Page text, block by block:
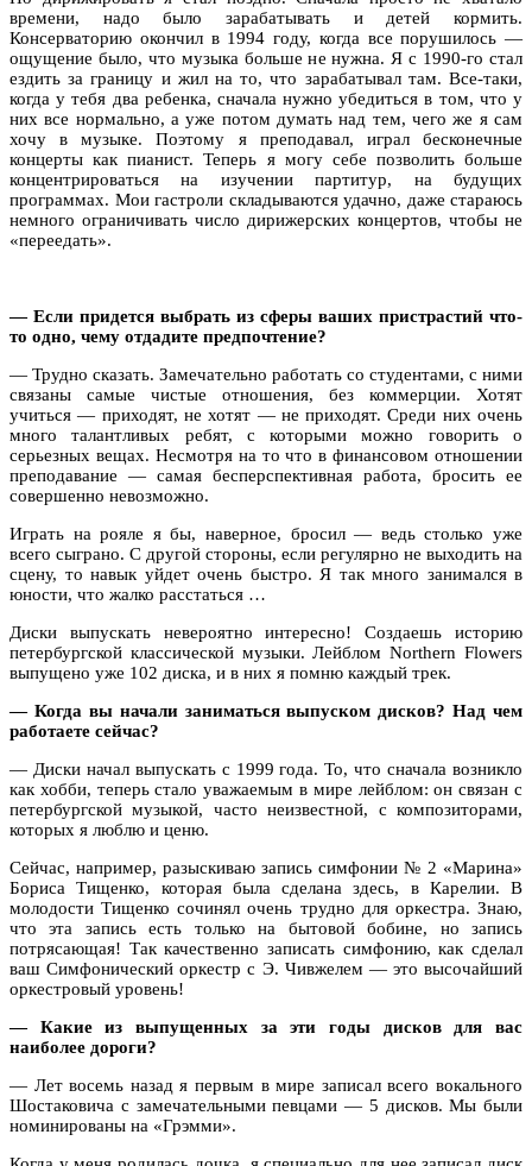
времени, надо было зарабатывать и детей кормить.
Консерваторию окончил в 1994 году, когда все порушилось —
ощущение было, что музыка больше не нужна. Я с 1990-го стал
ездить за границу и жил на то, что зарабатывал там. Все-таки,
когда у тебя два ребенка, сначала нужно убедиться в том, что у
них все нормально, а уже потом думать над тем, чего же я сам
хочу в музыке. Поэтому я преподавал, играл бесконечные
концерты как пианист. Теперь я могу себе позволить больше
концентрироваться на изучении партитур, на будущих
программах. Мои гастроли складываются удачно, даже стараюсь
немного ограничивать число дирижерских концертов, чтобы не
«переедать».
— Если придется выбрать из сферы ваших пристрастий что-
то одно, чему отдадите предпочтение?
— Трудно сказать. Замечательно работать со студентами, с ними
связаны самые чистые отношения, без коммерции. Хотят
учиться — приходят, не хотят — не приходят. Среди них очень
много талантливых ребят, с которыми можно говорить о
серьезных вещах. Несмотря на то что в финансовом отношении
преподавание — самая бесперспективная работа, бросить ее
совершенно невозможно.
Играть на рояле я бы, наверное, бросил — ведь столько уже
всего сыграно. С другой стороны, если регулярно не выходить на
сцену, то навык уйдет очень быстро. Я так много занимался в
юности, что жалко расстаться …
Диски выпускать невероятно интересно! Создаешь историю
петербургской классической музыки. ЛейбломNorthern Flowers
выпущено уже 102 диска, и в них я помню каждый трек.
— Когда вы начали заниматься выпуском дисков? Над чем
работаете сейчас?
— Диски начал выпускать с 1999 года. То, что сначала возникло
как хобби, теперь стало уважаемым в мире лейблом: он связан с
петербургской музыкой, часто неизвестной, с композиторами,
которых я люблю и ценю.
Сейчас, например, разыскиваю запись симфонии № 2 «Марина»
Бориса Тищенко, которая была сделана здесь, в Карелии. В
молодости Тищенко сочинял очень трудно для оркестра. Знаю,
что эта запись есть только на бытовой бобине, но запись
потрясающая! Так качественно записать симфонию, как сделал
ваш Симфонический оркестр с Э. Чивжелем — это высочайший
оркестровый уровень!
— Какие из выпущенных за эти годы дисков для вас
наиболее дороги?
— Лет восемь назад я первым в мире записал всего вокального
Шостаковича с замечательными певцами — 5 дисков. Мы были
номинированы на «Грэмми».